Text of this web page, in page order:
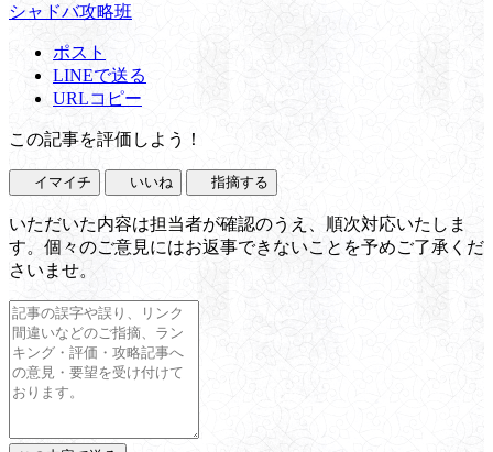
シャドバ攻略班
ポスト
LINEで送る
URLコピー
この記事を評価しよう！
イマイチ いいね 指摘する
いただいた内容は担当者が確認のうえ、順次対応いたしま
す。個々のご意見にはお返事できないことを予めご了承くだ
さいませ。